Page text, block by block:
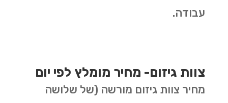
עבודה.
צוות גיזום- מחיר מומלץ לפי יום
מחיר צוות גיזום מורשה (של שלושה